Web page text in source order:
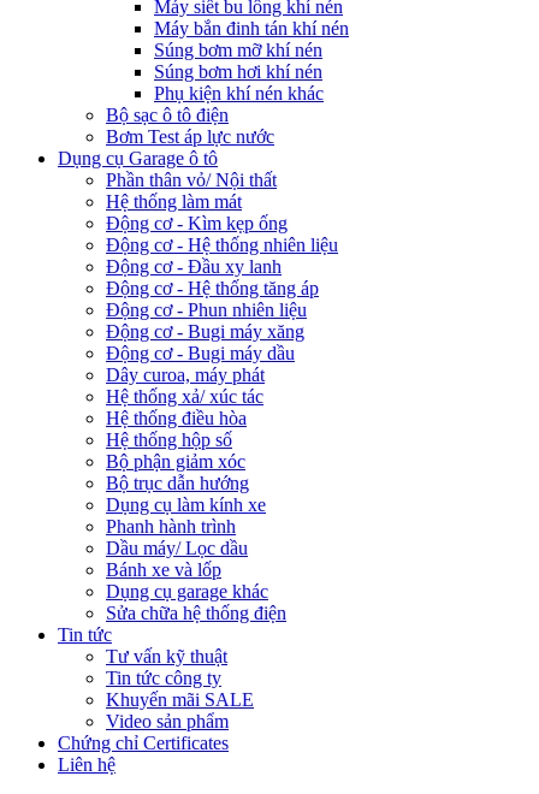
Máy siết bu lông khí nén
Máy bắn đinh tán khí nén
Súng bơm mỡ khí nén
Súng bơm hơi khí nén
Phụ kiện khí nén khác
Bộ sạc ô tô điện
Bơm Test áp lực nước
Dụng cụ Garage ô tô
Phần thân vỏ/ Nội thất
Hệ thống làm mát
Động cơ - Kìm kẹp ống
Động cơ - Hệ thống nhiên liệu
Động cơ - Đầu xy lanh
Động cơ - Hệ thống tăng áp
Động cơ - Phun nhiên liệu
Động cơ - Bugi máy xăng
Động cơ - Bugi máy dầu
Dây curoa, máy phát
Hệ thống xả/ xúc tác
Hệ thống điều hòa
Hệ thống hộp số
Bộ phận giảm xóc
Bộ trục dẫn hướng
Dụng cụ làm kính xe
Phanh hành trình
Dầu máy/ Lọc dầu
Bánh xe và lốp
Dụng cụ garage khác
Sửa chữa hệ thống điện
Tin tức
Tư vấn kỹ thuật
Tin tức công ty
Khuyến mãi SALE
Video sản phẩm
Chứng chỉ Certificates
Liên hệ